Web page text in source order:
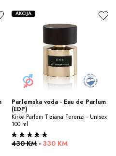
Parfemska voda - Eau de Parfum
(EDP)
Kirke Parfem Tiziana Terenzi - Unisex
100 ml
430 KM - 330 KM
AKCIJA